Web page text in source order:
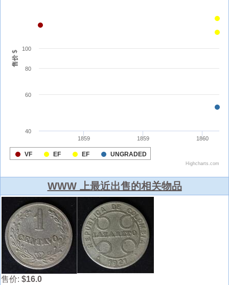
WWW 上最近出售的相关物品
售价: $16.0